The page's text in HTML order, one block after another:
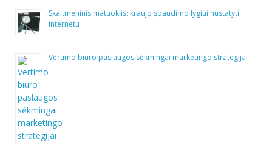
Skaitmeninis matuoklis: kraujo spaudimo lygiui nustatyti
internetu
Vertimo biuro paslaugos sėkmingai marketingo strategijai